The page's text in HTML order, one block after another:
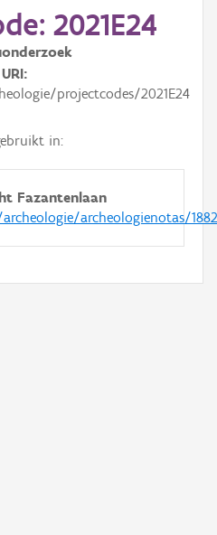
2021E24
URI
projectcodes/2021E24
in:
Fazantenlaan
archeologienotas/